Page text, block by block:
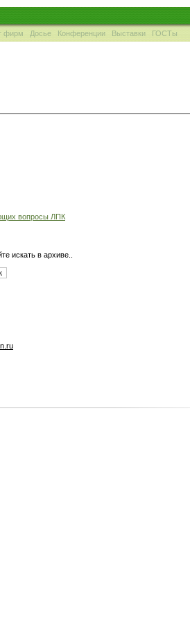
фирм Досье Конференции Выставки ГОСТы
вопросы ЛПК
искать в архиве..